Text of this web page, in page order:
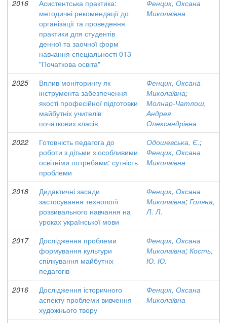
2016
Асистентська практика:
методичні рекомендації до
організації та проведення
практики для студентів
денної та заочної форм
навчання спеціальності 013
"Початкова освіта"
Фенцик, Оксана
Миколаївна
2025
Вплив моніторингу як
інструмента забезпечення
якості професійної підготовки
майбутніх учителів
початкових класів
Фенцик, Оксана
Миколаївна;
Молнар-Чатлош,
Андрея
Олександрівна
2022
Готовність педагога до
роботи з дітьми з особливими
освітніми потребами: сутність
проблеми
Одошевська, Є.;
Фенцик, Оксана
Миколаївна
2018
Дидактичні засади
застосування технології
розвивального навчання на
уроках української мови
Фенцик, Оксана
Миколаївна; Голяна,
Л. Л.
2017
Дослідження проблеми
формування культури
спілкування майбутніх
педагогів
Фенцик, Оксана
Миколаївна; Кость,
Ю. Ю.
2016
Дослідження історичного
аспекту проблеми вивчення
художнього твору
Фенцик, Оксана
Миколаївна